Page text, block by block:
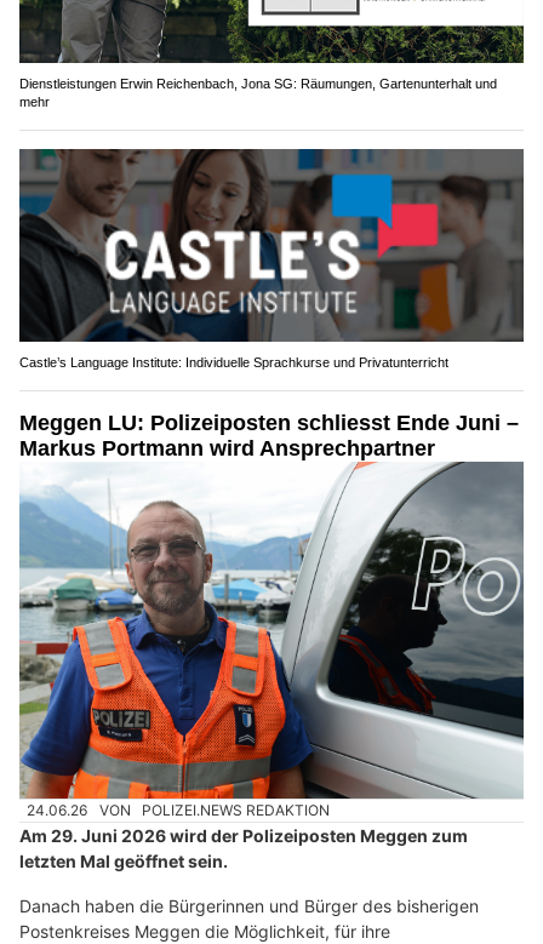
Dienstleistungen Erwin Reichenbach, Jona SG: Räumungen, Gartenunterhalt und
mehr
Castle’s Language Institute: Individuelle Sprachkurse und Privatunterricht
Meggen LU: Polizeiposten schliesst Ende Juni –
Markus Portmann wird Ansprechpartner
24.06.26 VON POLIZEI.NEWS REDAKTION
Am 29. Juni 2026 wird der Polizeiposten Meggen zum
letzten Mal geöffnet sein.
Danach haben die Bürgerinnen und Bürger des bisherigen
Postenkreises Meggen die Möglichkeit, für ihre